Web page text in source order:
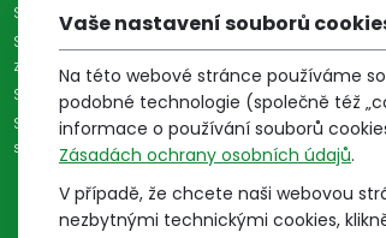
Sekce pracovníků hygienické služby
Sekce pro práci s členskou
základnou
Sekce sociál
Sekce zdravotnických záchranných
služeb
Pro
Vaše nastavení souborů
Na této webové stránce používáme
podobné technologie (společně též
informace o používání souborů
Zásadách ochrany osobních údajů.
V případě, že chcete naši webovou
nezbytnými technickými cookies,